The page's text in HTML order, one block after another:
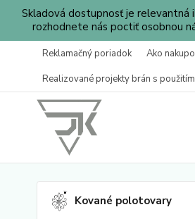
Skladová dostupnosť je relevantná
rozhodnete nás poctiť osobnou
Reklamačný poriadok Ako
Realizované projekty brán s
Kované polotovary